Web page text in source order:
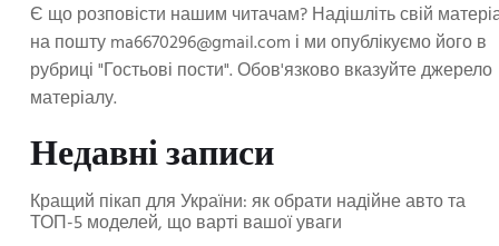
Є що розповісти нашим читачам? Надішліть свій
на поштуma6670296@gmail.com і ми опублікуємо його в
рубриці "Гостьові пости". Обов'язково вказуйте джерело
матеріалу.
Недавні записи
Кращий пікап для України: як обрати надійне авто та
ТОП-5 моделей, що варті вашої уваги